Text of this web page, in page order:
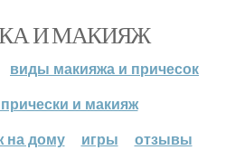
И МАКИЯЖ
виды макияжа и причесок
и макияж
на дому
игры отзывы